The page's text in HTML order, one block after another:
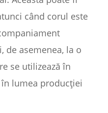
când corul este
de asemenea, la o
se utilizează în
lumea producției